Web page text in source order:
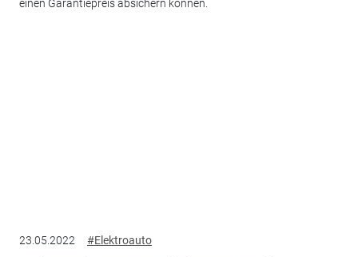
einen Garantiepreis absichern können.
23.05.2022 #Elektroauto